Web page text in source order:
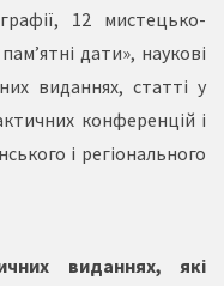
12 мистецько-
дати», наукові
виданнях, статті у
конференцій і
і регіонального
виданнях, які